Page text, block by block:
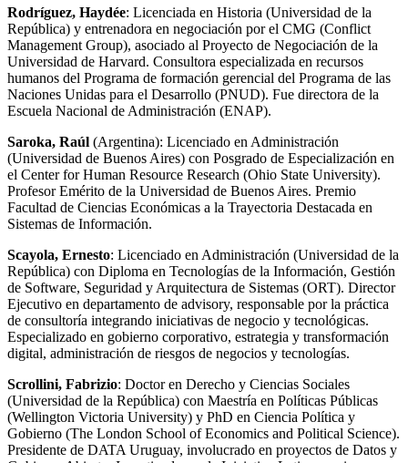
Rodríguez, Haydée: Licenciada en Historia (Universidad de la
República) y entrenadora en negociación por el CMG (Conflict
Management Group), asociado al Proyecto de Negociación de la
Universidad de Harvard. Consultora especializada en recursos
humanos del Programa de formación gerencial del Programa de las
Naciones Unidas para el Desarrollo (PNUD). Fue directora de la
Escuela Nacional de Administración (ENAP).
Saroka, Raúl (Argentina): Licenciado en Administración
(Universidad de Buenos Aires) con Posgrado de Especialización en
el Center for Human Resource Research (Ohio State University).
Profesor Emérito de la Universidad de Buenos Aires. Premio
Facultad de Ciencias Económicas a la Trayectoria Destacada en
Sistemas de Información.
Scayola, Ernesto: Licenciado en Administración (Universidad de la
República) con Diploma en Tecnologías de la Información, Gestión
de Software, Seguridad y Arquitectura de Sistemas (ORT). Director
Ejecutivo en departamento de advisory, responsable por la práctica
de consultoría integrando iniciativas de negocio y tecnológicas.
Especializado en gobierno corporativo, estrategia y transformación
digital, administración de riesgos de negocios y tecnologías.
Scrollini, Fabrizio: Doctor en Derecho y Ciencias Sociales
(Universidad de la República) con Maestría en Políticas Públicas
(Wellington Victoria University) y PhD en Ciencia Política y
Gobierno (The London School of Economics and Political Science).
Presidente de DATA Uruguay, involucrado en proyectos de Datos y